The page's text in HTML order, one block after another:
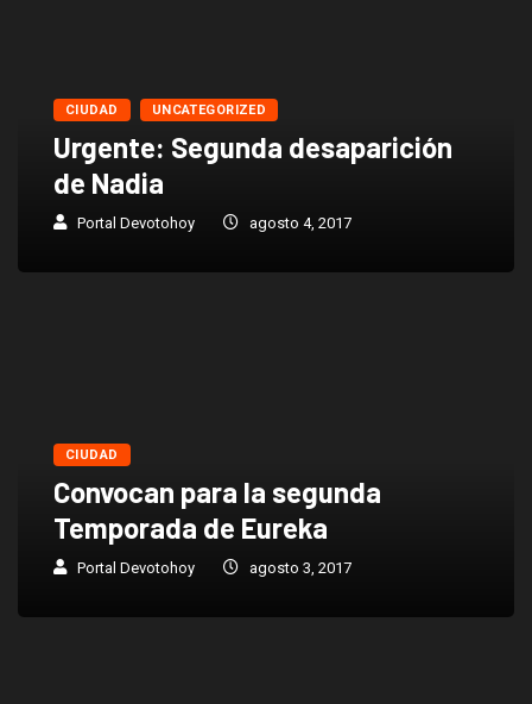
CIUDAD UNCATEGORIZED
Urgente: Segunda desaparición
de Nadia
Portal Devotohoy agosto 4, 2017
CIUDAD
Convocan para la segunda
Temporada de Eureka
Portal Devotohoy agosto 3, 2017